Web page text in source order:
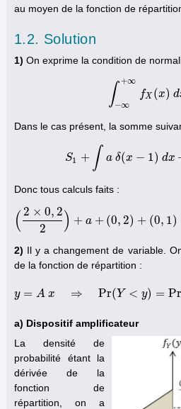
au moyen de la fonction de
1.2. Solution
1) On exprime la condition de
∫ +∞
−∞
fX (x) d
+∞fX(x) d
Dans le cas présent, la somme
S1 + ∫ a δ(x − 1) dx
S 1+∫a δ (x− 1) dx+
Donc tous calculs faits :
( 2 × 0, 2
2
) + a + (0, 2) + (0, 1)
(2× 0,22)+ a+ 0,2)+( 0,1
2) Il y a changement de variable.
de la fonction de répartition :
y = A x ⇒ Pr(Y < y) = Pr
A x⇒ Pr Y< y)= Pr (Ax
a) Dispositif amplificateur
La densité de
probabilité étant la
dérivée de la
fonction de
répartition, on a